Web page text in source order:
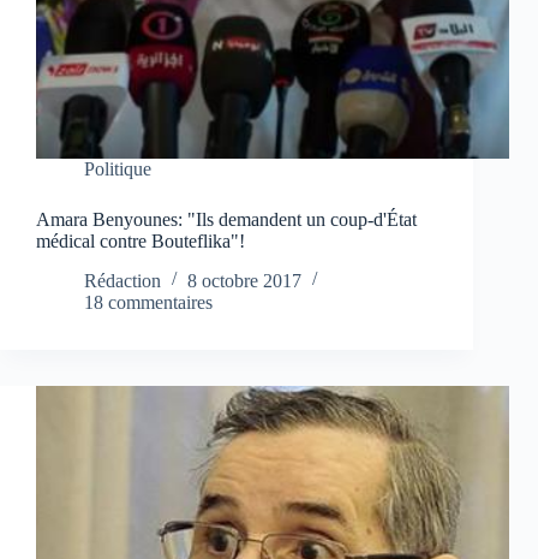
Politique
Amara Benyounes: "Ils demandent un coup-d'État
médical contre Bouteflika"!
Rédaction
8 octobre 2017
18 commentaires